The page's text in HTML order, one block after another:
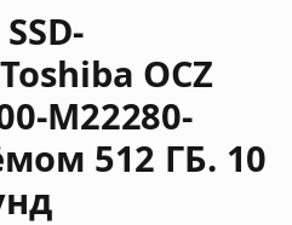
OCZ
M22280-
512 ГБ. 10